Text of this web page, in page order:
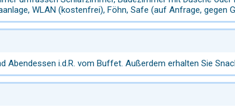
WLAN (kostenfrei), Föhn, Safe (auf Anfrage, gegen
Abendessen i.d.R. vom Buffet. Außerdem erhalten Sie